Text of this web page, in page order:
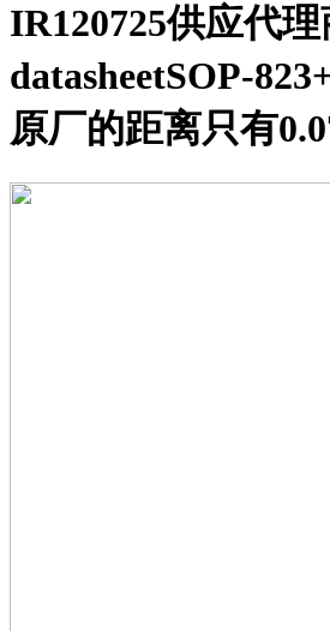
IR120725供应代
datasheetSOP-
原厂的距离只有